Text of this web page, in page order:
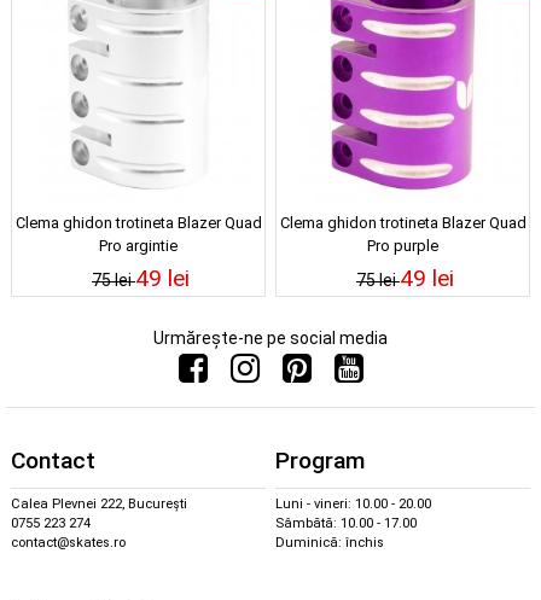
Clema ghidon trotineta Blazer Quad
Pro argintie
75 lei49 lei
Clema ghidon trotineta Blazer Quad
Pro purple
75 lei49 lei
Urmărește-ne pe social media
Contact
Calea Plevnei 222, București
0755 223 274
contact@skates.ro
Program
Luni - vineri: 10.00 - 20.00
Sâmbătă: 10.00 - 17.00
Duminică: închis